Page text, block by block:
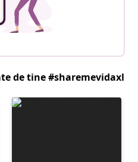
de tine #sharemevidaxl